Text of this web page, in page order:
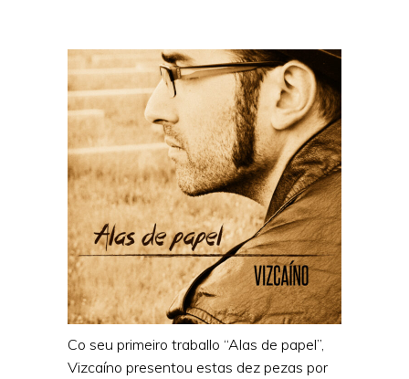
Co seu primeiro traballo “Alas de papel”,
Vizcaíno presentou estas dez pezas por